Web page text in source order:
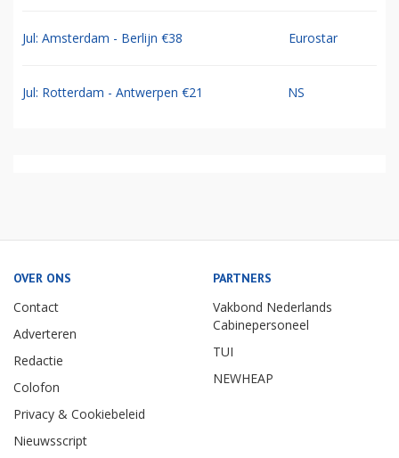
Jul: Amsterdam - Berlijn €38 Eurostar
Jul: Rotterdam - Antwerpen €21 NS
OVER ONS
Contact
Adverteren
Redactie
Colofon
Privacy & Cookiebeleid
Nieuwsscript
PARTNERS
Vakbond Nederlands
Cabinepersoneel
TUI
NEWHEAP